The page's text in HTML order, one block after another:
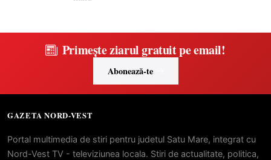
Primește ziarul gratuit pe email!
Abonează-te
GAZETA NORD-VEST
Portal multimedia de stiri pentru judetul Satu Mare, integrat cu
Nord-Vest TV - televiziunea locala. Stiri de actualitate, politica,